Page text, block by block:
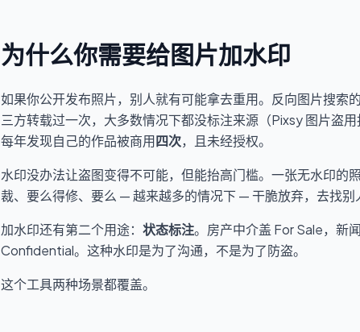
为什么你需要给图片加水印
如果你公开发布照片，别人就有可能拿去重用。反向图片搜索的
三方转载过一次，大多数情况下都没标注来源（Pixsy 图片盗用
每年发现自己的作品被商用四次，且未经授权。
水印没办法让盗图变得不可能，但能抬高门槛。一张无水印的
裁、要么得修、要么 — 越来越多的情况下 — 干脆放弃，去找别
加水印还有第二个用途： 状态标注。房产中介盖 For Sale，新
Confidential。这种水印是为了沟通，不是为了防盗。
这个工具两种场景都覆盖。